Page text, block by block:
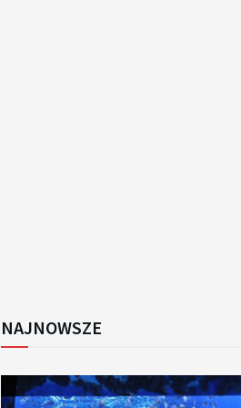
NAJNOWSZE